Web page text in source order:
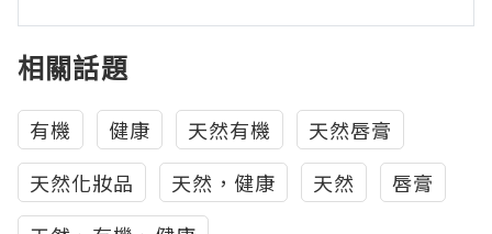
相關話題
有機 健康 天然有機
天然唇膏
天然化妝品
天然，健康 天然
唇膏